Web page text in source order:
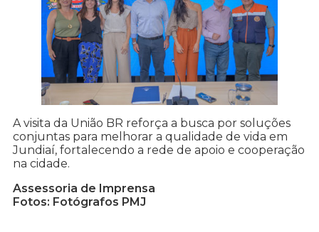
A visita da União BR reforça a busca por soluções
conjuntas para melhorar a qualidade de vida em
Jundiaí, fortalecendo a rede de apoio e cooperação
na cidade.
Assessoria de Imprensa
Fotos: Fotógrafos PMJ